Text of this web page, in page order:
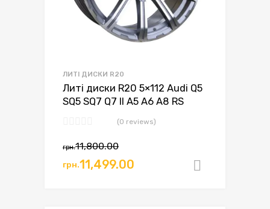
ЛИТІ ДИСКИ R20
Литі диски R20 5×112 Audi Q5
SQ5 SQ7 Q7 II A5 A6 A8 RS
(0 reviews)
грн.11,800.00
грн.11,499.00